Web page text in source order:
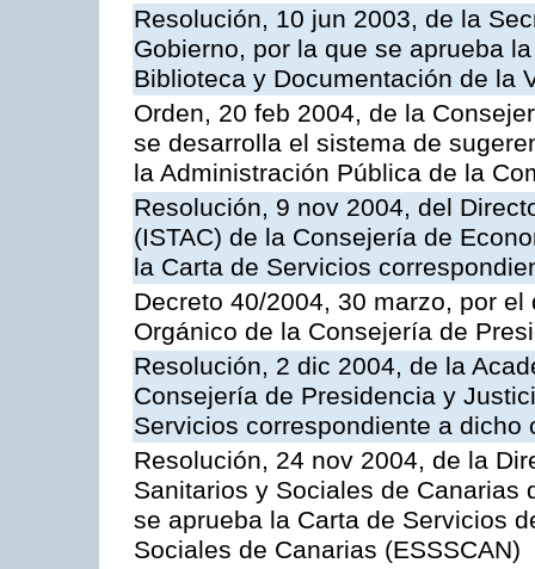
Resolución, 10 jun 2003, de la
Gobierno, por la que se aprueba
Biblioteca y Documentación de la
Orden, 20 feb 2004, de la
se desarrolla el sistema de
la Administración Pública de la
Resolución, 9 nov 2004, del
(ISTAC) de la Consejería de
la Carta de Servicios
Decreto 40/2004, 30 marzo, por
Orgánico de la Consejería de
Resolución, 2 dic 2004, de la
Consejería de Presidencia y
Servicios correspondiente a dicho
Resolución, 24 nov 2004, de la
Sanitarios y Sociales de Canarias
se aprueba la Carta de Servicios
Sociales de Canarias (ESSSCAN)